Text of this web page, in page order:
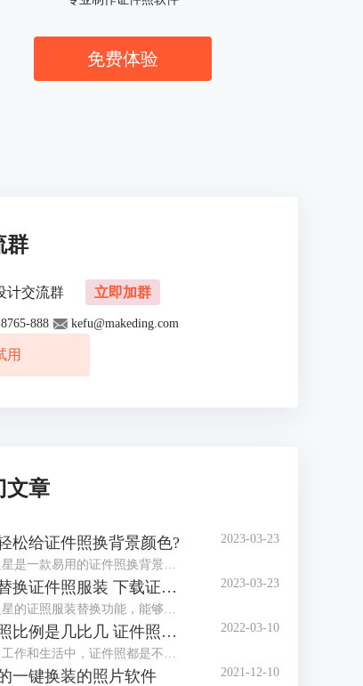
免费体验
群
计交流群 立即加群
888 kefu@makeding.com
用
文章
松给证件照换背景颜色?
证照之星是一款易用的证件照换背景软件，协助你方便快捷处理证件照片。 “一键裁剪”，“自动纠正倾斜”，“轻松换背景”等功能让你在几秒钟内完成证件照的处理编辑。
2023-03-23
轻松替换证件照服装 下载证件照服装模板
证照之星的证照服装替换功能，能够将普通便装照片替换成符合证件照要求的正装证件照片。
2023-03-23
证件照比例是几比几 证件照比例怎么修改
在日常工作和生活中，证件照都是不可或缺的，而证件照的比例和尺寸又都不相同，那么你知道，证件照比例是几比几，证件照比例怎么修改，今天小编就和大家分享一下。
2022-03-10
一键换装的照片软件 2021-12-10